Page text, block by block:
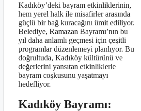
Kadıköy’deki bayram etkinliklerinin,
hem yerel halk ile misafirler arasında
güçlü bir bağ kuracağını ümit ediliyor.
Belediye, Ramazan Bayramı’nın bu
yıl daha anlamlı geçmesi için çeşitli
programlar düzenlemeyi planlıyor. Bu
doğrultuda, Kadıköy kültürünü ve
değerlerini yansıtan etkinliklerle
bayram coşkusunu yaşatmayı
hedefliyor.
Kadıköy Bayramı: